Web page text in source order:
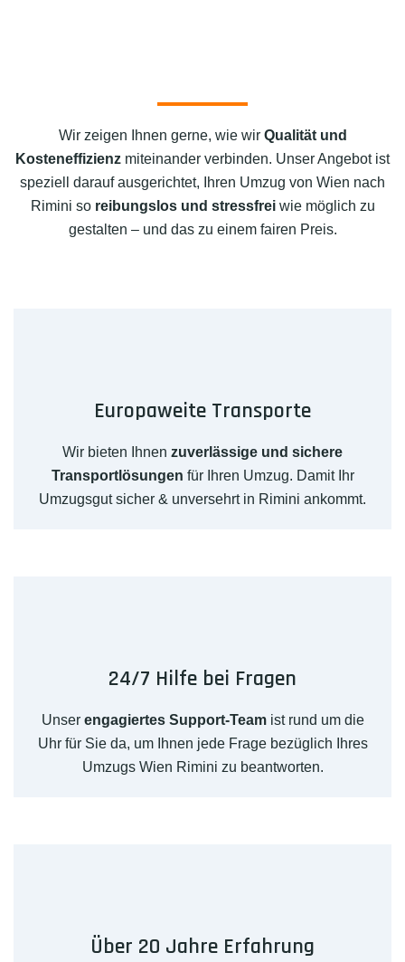
Wir zeigen Ihnen gerne, wie wir Qualität und
Kosteneffizienz miteinander verbinden. Unser Angebot ist
speziell darauf ausgerichtet, Ihren Umzug von Wien nach
Rimini so reibungslos und stressfreiwie möglich zu
gestalten – und das zu einem fairen Preis.
Europaweite Transporte
Wir bieten Ihnen zuverlässige und sichere
Transportlösungen für Ihren Umzug. Damit Ihr
Umzugsgut sicher & unversehrt in Rimini ankommt.
24/7 Hilfe bei Fragen
Unser engagiertes Support-Teamist rund um die
Uhr für Sie da, um Ihnen jede Frage bezüglich Ihres
Umzugs Wien Rimini zu beantworten.
Über 20 Jahre Erfahrung